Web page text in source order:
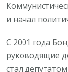
и начал
С 2001 года
руководящие
стал